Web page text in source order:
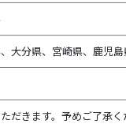
大分県、宮崎県、鹿児
だきます。予めご了承く